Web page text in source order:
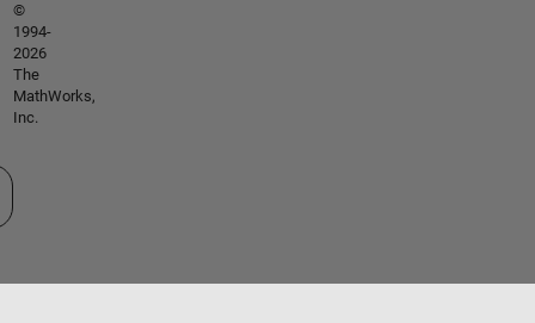
©
1994-
2026
The
MathWorks,
Inc.